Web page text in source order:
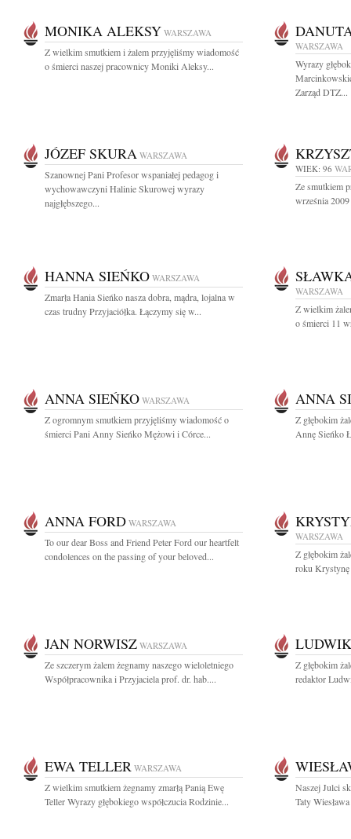
MONIKA ALEKSY WARSZAWA
Z wielkim smutkiem i żalem przyjęliśmy wiadomość
o śmierci naszej pracownicy Moniki Aleksy...
WARSZAWA
Wyrazy
Zarząd DTZ...
JÓZEF SKURA WARSZAWA
Szanownej Pani Profesor wspaniałej pedagog i
wychowawczyni Halinie Skurowej wyrazy
najgłębszego...
WIEK: 96
Ze smutkiem
września
HANNA SIEŃKO WARSZAWA
Zmarła Hania Sieńko nasza dobra, mądra, lojalna w
czas trudny Przyjaciółka. Łączymy się w...
WARSZAWA
Z wielkim
o śmierci 11
ANNA SIEŃKO WARSZAWA
Z ogromnym smutkiem przyjęliśmy wiadomość o
śmierci Pani Anny Sieńko Mężowi i Córce...
ANNA
Z głębokim
Annę Sieńko
ANNA FORD WARSZAWA
To our dear Boss and Friend Peter Ford our heartfelt
condolences on the passing of your beloved...
WARSZAWA
Z głębokim
roku Krystynę
JAN NORWISZ WARSZAWA
Ze szczerym żalem żegnamy naszego wieloletniego
Współpracownika i Przyjaciela prof. dr. hab....
Z głębokim
redaktor
EWA TELLER WARSZAWA
Z wielkim smutkiem żegnamy zmarłą Panią Ewę
Teller Wyrazy głębokiego współczucia Rodzinie...
Naszej Julci
Taty